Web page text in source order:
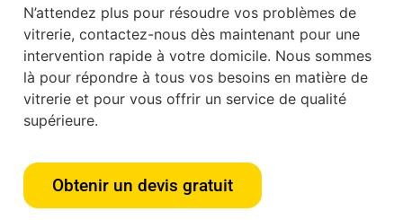
N’attendez plus pour résoudre vos problèmes de
vitrerie, contactez-nous dès maintenant pour une
intervention rapide à votre domicile. Nous sommes
là pour répondre à tous vos besoins en matière de
vitrerie et pour vous offrir un service de qualité
supérieure.
Obtenir un devis gratuit